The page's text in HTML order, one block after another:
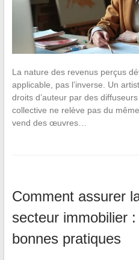
La nature des revenus perçus
applicable, pas l’inverse. Un
droits d’auteur par des
collective ne relève pas du
vend des œuvres…
Comment assurer
secteur immobilier
bonnes pratiques